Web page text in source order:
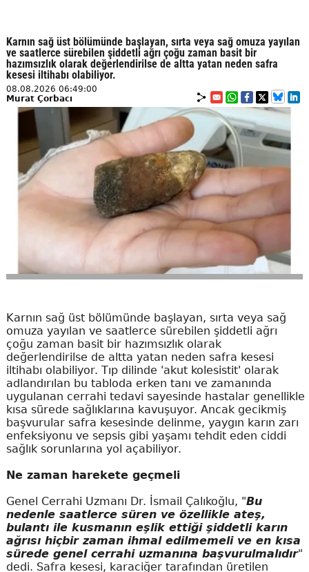
Karnın sağ üst bölümünde başlayan, sırta veya sağ omuza yayılan
ve saatlerce sürebilen şiddetli ağrı çoğu zaman basit bir
hazımsızlık olarak değerlendirilse de altta yatan neden safra
kesesi iltihabı olabiliyor.
08.08.2026 06:49:00
Murat Çorbacı
Karnın sağ üst bölümünde başlayan, sırta veya sağ
omuza yayılan ve saatlerce sürebilen şiddetli ağrı
çoğu zaman basit bir hazımsızlık olarak
değerlendirilse de altta yatan neden safra kesesi
iltihabı olabiliyor. Tıp dilinde 'akut kolesistit' olarak
adlandırılan bu tabloda erken tanı ve zamanında
uygulanan cerrahi tedavi sayesinde hastalar genellikle
kısa sürede sağlıklarına kavuşuyor. Ancak gecikmiş
başvurular safra kesesinde delinme, yaygın karın zarı
enfeksiyonu ve sepsis gibi yaşamı tehdit eden ciddi
sağlık sorunlarına yol açabiliyor.
Ne zaman harekete geçmeli
Genel Cerrahi Uzmanı Dr. İsmail Çalıkoğlu, "Bu
nedenle saatlerce süren ve özellikle ateş,
bulantı ile kusmanın eşlik ettiği şiddetli karın
ağrısı hiçbir zaman ihmal edilmemeli ve en kısa
sürede genel cerrahi uzmanına başvurulmalıdır"
dedi. Safra kesesi, karaciğer tarafından üretilen